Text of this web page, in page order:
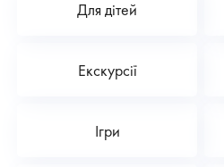
Для дітей
Екскурсії
Ігри